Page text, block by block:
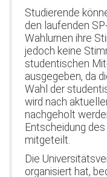
Studierende
den laufenden
Wahlurnen ihre
jedoch keine
studentischen
ausgegeben, da
Wahl der
wird nach
nachgeholt
Entscheidung
mitgeteilt.
Die
organisiert hat,